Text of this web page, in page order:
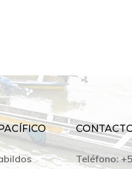
Teléfono: